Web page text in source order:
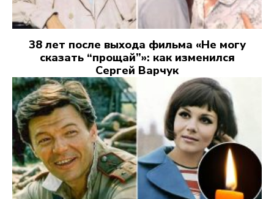
38 лет после выхода фильма «Не могу
сказать “прощай”»: как изменился
Сергей Варчук